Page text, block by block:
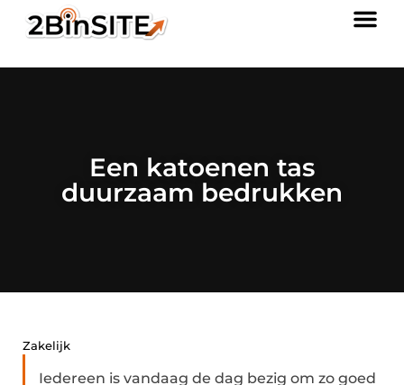
Een katoenen tas
duurzaam bedrukken
Zakelijk
Iedereen is vandaag de dag bezig om zo goed